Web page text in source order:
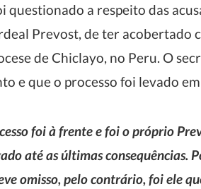
questionado a respeito das
Prevost, de ter acobertado
de Chiclayo, no Peru. O
e que o processo foi levado
foi à frente e foi o próprio
até as últimas consequências.
omisso, pelo contrário, foi ele